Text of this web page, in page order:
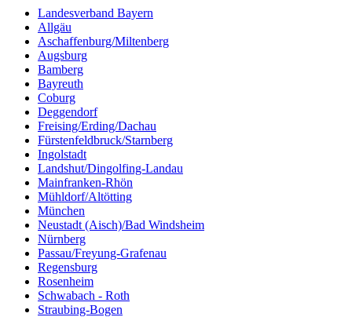
Landesverband Bayern
Allgäu
Aschaffenburg/Miltenberg
Augsburg
Bamberg
Bayreuth
Coburg
Deggendorf
Freising/Erding/Dachau
Fürstenfeldbruck/Starnberg
Ingolstadt
Landshut/Dingolfing-Landau
Mainfranken-Rhön
Mühldorf/Altötting
München
Neustadt (Aisch)/Bad Windsheim
Nürnberg
Passau/Freyung-Grafenau
Regensburg
Rosenheim
Schwabach - Roth
Straubing-Bogen